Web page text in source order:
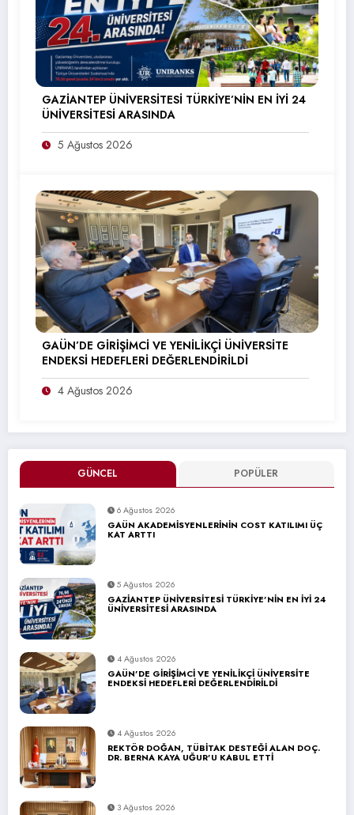
GÜNCEL POPÜLER
6 Ağustos 2026
GAÜN AKADEMİSYENLERİNİN COST KATILIMI ÜÇ
KAT ARTTI
5 Ağustos 2026
GAZİANTEP ÜNİVERSİTESİ TÜRKİYE’NİN EN İYİ 24
ÜNİVERSİTESİ ARASINDA
4 Ağustos 2026
GAÜN’DE GİRİŞİMCİ VE YENİLİKÇİ ÜNİVERSİTE
ENDEKSİ HEDEFLERİ DEĞERLENDİRİLDİ
4 Ağustos 2026
REKTÖR DOĞAN, TÜBİTAK DESTEĞİ ALAN DOÇ.
DR. BERNA KAYA UĞUR’U KABUL ETTİ
3 Ağustos 2026
GAZİANTEP ÜNİVERSİTESİ TÜRKİYE’NİN EN İYİ 24
ÜNİVERSİTESİ ARASINDA
5 Ağustos 2026
GAÜN’DE GİRİŞİMCİ VE YENİLİKÇİ ÜNİVERSİTE
ENDEKSİ HEDEFLERİ DEĞERLENDİRİLDİ
4 Ağustos 2026